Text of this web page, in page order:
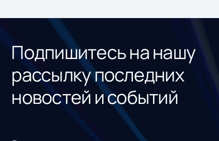
Подпишитесь на нашу
рассылку последних
новостей и событий